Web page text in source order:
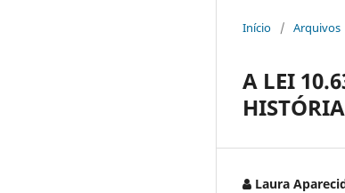
Início / Arquivos
A LEI
Laura